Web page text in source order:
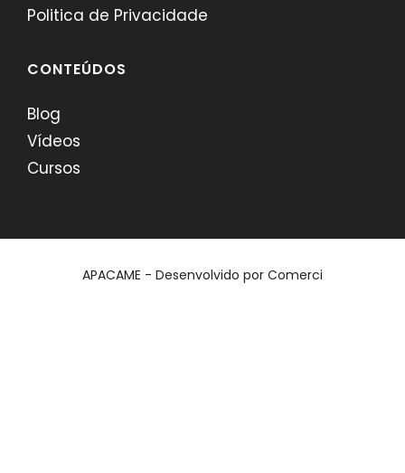
Politica de Privacidade
CONTEÚDOS
Blog
Vídeos
Cursos
APACAME - Desenvolvido por Comerci